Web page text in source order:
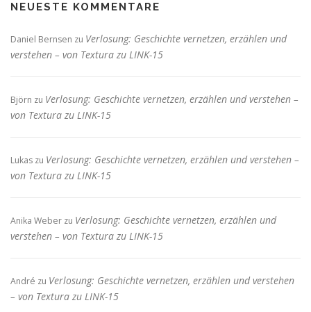
NEUESTE KOMMENTARE
Daniel Bernsen zu Verlosung: Geschichte vernetzen, erzählen und
verstehen – von Textura zu LINK-15
Björn zu Verlosung: Geschichte vernetzen, erzählen und verstehen –
von Textura zu LINK-15
Lukas zu Verlosung: Geschichte vernetzen, erzählen und verstehen –
von Textura zu LINK-15
Anika Weber zu Verlosung: Geschichte vernetzen, erzählen und
verstehen – von Textura zu LINK-15
André zu Verlosung: Geschichte vernetzen, erzählen und verstehen
– von Textura zu LINK-15